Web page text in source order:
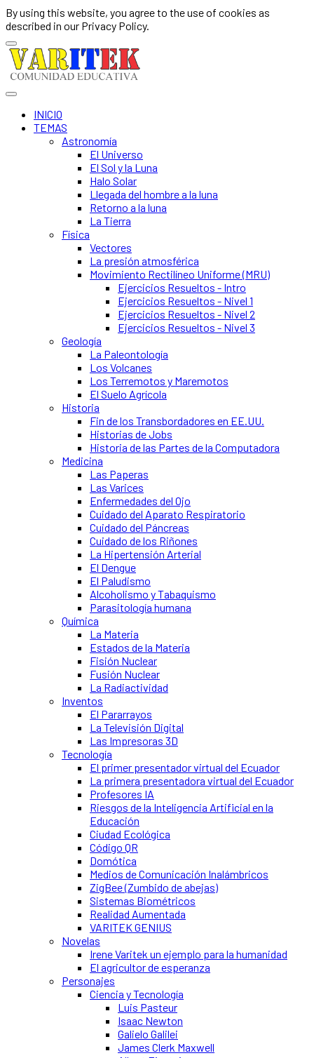
By using this website, you agree to the use of cookies as
described in our Privacy Policy.
INICIO
TEMAS
Astronomía
El Universo
El Sol y la Luna
Halo Solar
Llegada del hombre a la luna
Retorno a la luna
La Tierra
Física
Vectores
La presión atmosférica
Movimiento Rectilíneo Uniforme (MRU)
Ejercicios Resueltos - Intro
Ejercicios Resueltos - Nivel 1
Ejercicios Resueltos - Nivel 2
Ejercicios Resueltos - Nivel 3
Geología
La Paleontología
Los Volcanes
Los Terremotos y Maremotos
El Suelo Agrícola
Historia
Fin de los Transbordadores en EE.UU.
Historias de Jobs
Historia de las Partes de la Computadora
Medicina
Las Paperas
Las Varices
Enfermedades del Ojo
Cuidado del Aparato Respiratorio
Cuidado del Páncreas
Cuidado de los Riñones
La Hipertensión Arterial
El Dengue
El Paludismo
Alcoholismo y Tabaquismo
Parasitología humana
Química
La Materia
Estados de la Materia
Fisión Nuclear
Fusión Nuclear
La Radiactividad
Inventos
El Pararrayos
La Televisión Digital
Las Impresoras 3D
Tecnología
El primer presentador virtual del Ecuador
La primera presentadora virtual del Ecuador
Profesores IA
Riesgos de la Inteligencia Artificial en la
Educación
Ciudad Ecológica
Código QR
Domótica
Medios de Comunicación Inalámbricos
ZigBee (Zumbido de abejas)
Sistemas Biométricos
Realidad Aumentada
VARITEK GENIUS
Novelas
Irene Varitek un ejemplo para la humanidad
El agricultor de esperanza
Personajes
Ciencia y Tecnología
Luis Pasteur
Isaac Newton
Galielo Galilei
James Clerk Maxwell